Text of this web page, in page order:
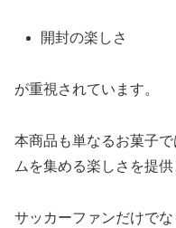
開封の楽しさ
が重視されています。
本商品も単なるお菓子
ムを集める楽しさを提供
サッカーファンだけで